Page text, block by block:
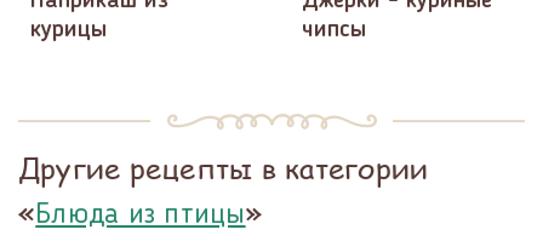
курицы
чипсы
Другие рецепты в категории
«Блюда из птицы»